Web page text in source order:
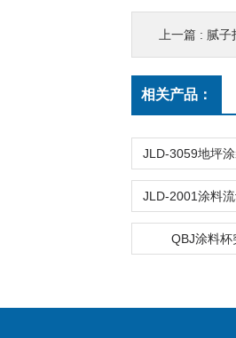
上一篇 : 腻子
相关产品：
QBJ涂料杯